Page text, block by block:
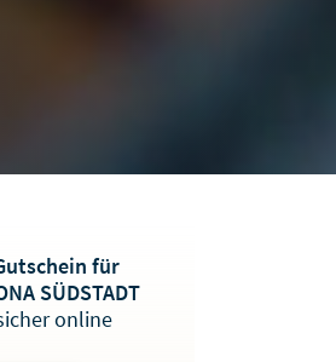
für
SÜDSTADT
online